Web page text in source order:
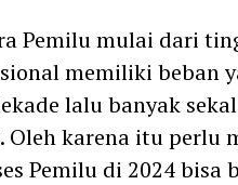
Pemilu mulai dari
memiliki beban
lalu banyak
Oleh karena itu perlu
Pemilu di 2024 bisa